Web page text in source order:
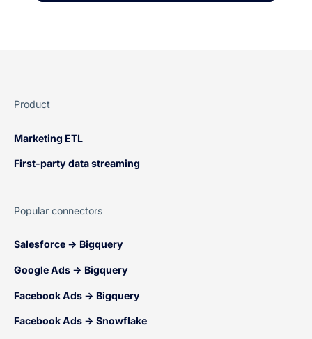
Product
Marketing ETL
First-party data streaming
Popular connectors
Salesforce → Bigquery
Google Ads → Bigquery
Facebook Ads → Bigquery
Facebook Ads → Snowflake